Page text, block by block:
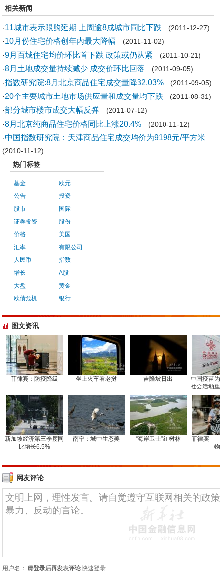
相关新闻
· 11城市表示限购延期 上周逾8成城市同比下跌 (2011-12-27)
· 10月份住宅价格创年内最大降幅 (2011-11-02)
·9月百城住宅均价环比首下跌 政策或仍从紧 (2011-10-21)
·8月土地成交量持续减少 成交价环比回落 (2011-09-05)
·指数研究院:8月北京商品住宅成交量降32.03% (2011-09-05)
· 20个主要城市土地市场供应量和成交量均下跌 (2011-08-31)
·部分城市楼市成交大幅反弹 (2011-07-12)
·8月北京纯商品住宅价格同比上涨20.4% (2010-11-12)
·中国指数研究院：天津商品住宅成交均价为9198元/平方米
(2010-11-12)
热门标签
基金
公告
股市
证券投资
价格
汇率
人民币
增长
大盘
欧债危机
欧元
投资
国际
股份
美国
有限公司
指数
A股
黄金
银行
图文资讯
菲律宾：防疫降级 坐上火车看老挝 吉隆坡日出
中国疫苗
社会活动
新加坡经济第三季度同
比增长6.5%
南宁：城中生态美 “海岸卫士”红树林
菲律宾
网友评论
用户名： 请登录后再发表评论 快速登录